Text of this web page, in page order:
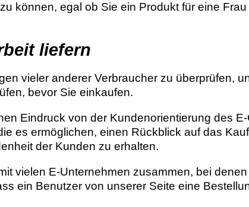
können, egal ob Sie ein Produkt für eine
liefern
vieler anderer Verbraucher zu überprüfen,
bevor Sie einkaufen.
Eindruck von der Kundenorientierung des
es ermöglichen, einen Rückblick auf das
der Kunden zu erhalten.
vielen E-Unternehmen zusammen, bei denen
ein Benutzer von unserer Seite eine